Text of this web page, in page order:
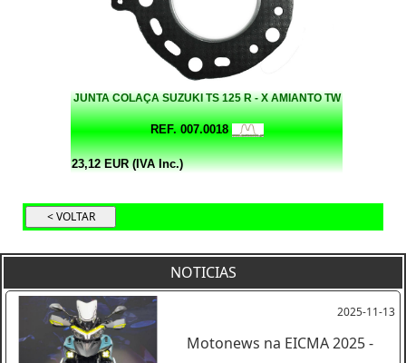
JUNTA COLAÇA SUZUKI TS 125 R - X AMIANTO TW
REF. 007.0018
23,12 EUR (IVA Inc.)
NOTICIAS
2025-11-13
Motonews na EICMA 2025 -